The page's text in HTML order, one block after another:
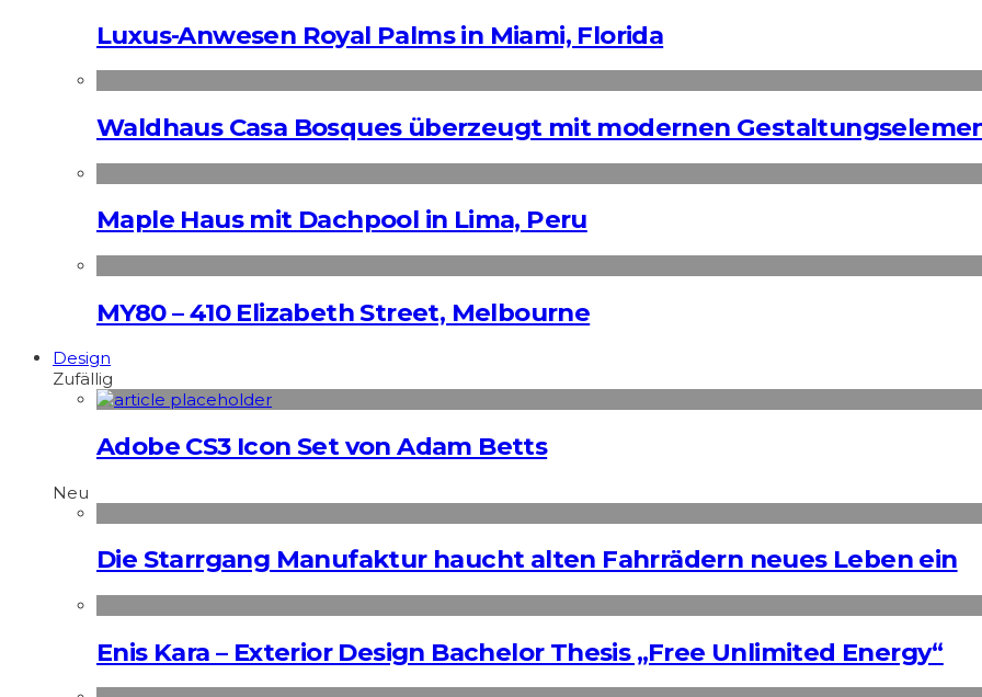
Luxus-Anwesen Royal Palms in Miami, Florida
Waldhaus Casa Bosques überzeugt mit modernen
Maple Haus mit Dachpool in Lima, Peru
MY80 – 410 Elizabeth Street, Melbourne
Design
Zufällig
Adobe CS3 Icon Set von Adam Betts
Neu
Die Starrgang Manufaktur haucht alten Fahrrädern neues Leben ein
Enis Kara – Exterior Design Bachelor Thesis „Free Unlimited Energy“